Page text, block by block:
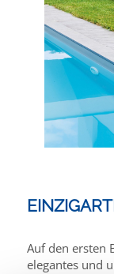
Auf den ersten
elegantes und